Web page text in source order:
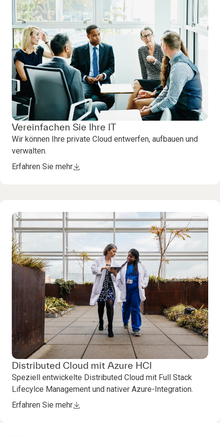
Vereinfachen Sie Ihre IT
Wir können Ihre private Cloud entwerfen, aufbauen und
verwalten.
Erfahren Sie mehr
Distributed Cloud mit Azure HCI
Speziell entwickelte Distributed Cloud mit Full Stack
Lifecylce Management und nativer Azure-Integration.
Erfahren Sie mehr